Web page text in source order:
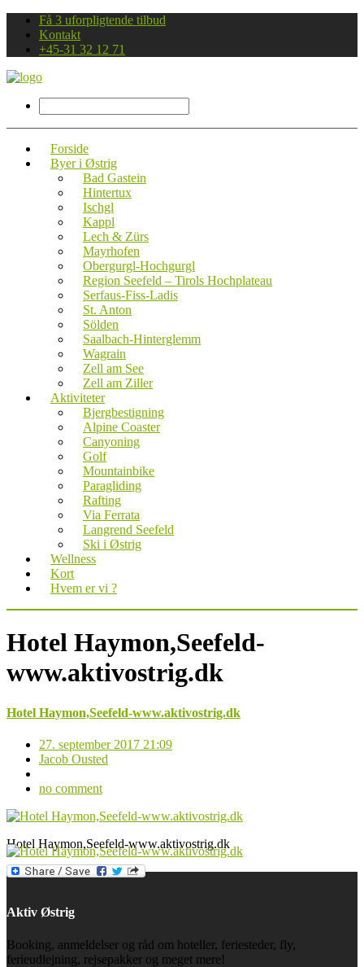
Få 3 uforpligtende tilbud
Kontakt
+45-31 32 12 71
Forside
Byer i Østrig
Bad Gastein
Hintertux
Ischgl
Kappl
Lech & Zürs
Mayrhofen
Obergurgl-Hochgurgl
Region Seefeld – Tirols Hochplateau
Serfaus-Fiss-Ladis
St. Anton
Sölden
Saalbach-Hinterglemm
Wagrain
Zell am See
Zell am Ziller
Aktiviteter
Bjergbestigning
Alpine Coaster
Canyoning
Golf
Mountainbike
Paragliding
Rafting
Via Ferrata
Langrend Seefeld
Ski i Østrig
Wellness
Kort
Hvem er vi ?
Hotel Haymon,Seefeld-
www.aktivostrig.dk
Hotel Haymon,Seefeld-www.aktivostrig.dk
27. september 2017 21:09
Jacob Ousted
no comment
Hotel Haymon,Seefeld-www.aktivostrig.dk
Aktiv Østrig
Booking, anmeldelser og råd om hoteller, feriesteder, fly,
ferieudlejning, rejsepakker og meget mere!